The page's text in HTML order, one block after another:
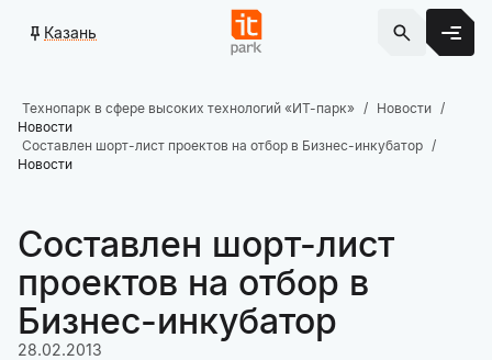
Казань
Технопарк в сфере высоких технологий «ИТ-парк»
Новости
Новости
Составлен шорт-лист проектов на отбор в Бизнес-инкубатор
Новости
Составлен шорт-лист
проектов на отбор в
Бизнес-инкубатор
28.02.2013